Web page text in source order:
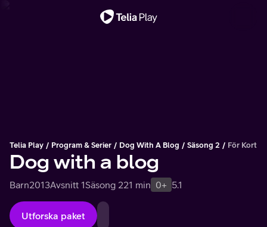
Telia Play Program & Serier Dog With A Blog Säsong 2 För Kort
Dog with a blog
Barn2013Avsnitt 1Säsong 221 min 0+ 5.1
Utforska paket